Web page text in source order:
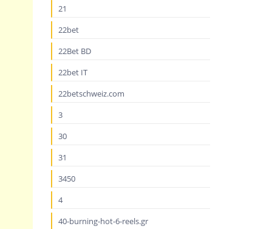
21
22bet
22Bet BD
22bet IT
22betschweiz.com
3
30
31
3450
4
40-burning-hot-6-reels.gr